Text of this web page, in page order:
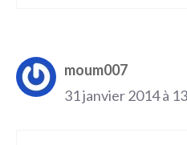
moum007
31 janvier 2014 à